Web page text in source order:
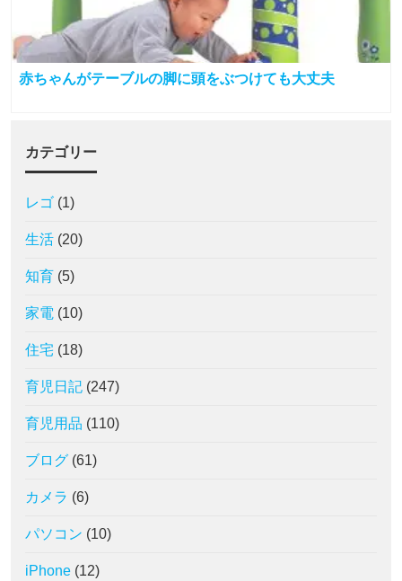
赤ちゃんがテーブルの脚に頭をぶつけても大丈夫
カテゴリー
レゴ (1)
生活 (20)
知育 (5)
家電 (10)
住宅 (18)
育児日記 (247)
育児用品 (110)
ブログ (61)
カメラ (6)
パソコン (10)
iPhone (12)